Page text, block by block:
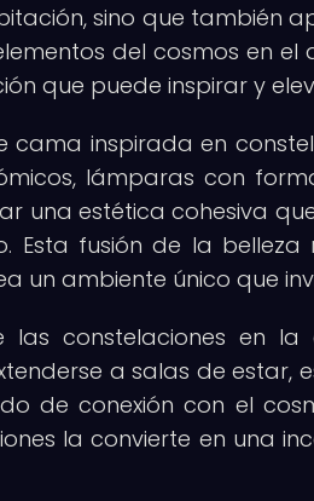
sino que también
del cosmos en el
que puede inspirar y
inspirada en
lámparas con
una estética cohesiva
Esta fusión de la
un ambiente único que
constelaciones en
a salas de estar,
de conexión con el
la convierte en una